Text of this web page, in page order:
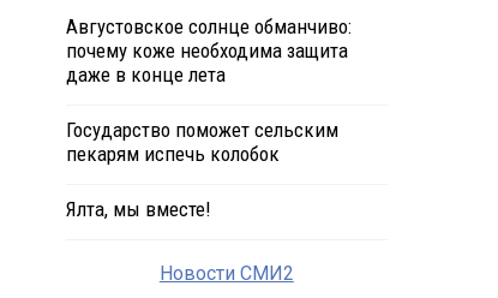
Августовское солнце обманчиво:
почему коже необходима защита
даже в конце лета
Государство поможет сельским
пекарям испечь колобок
Ялта, мы вместе!
Новости СМИ2